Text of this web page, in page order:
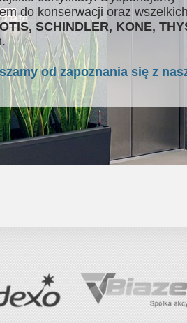
do konserwacji oraz wszelkich
OTIS, SCHINDLER, KONE,
od zapoznania się z